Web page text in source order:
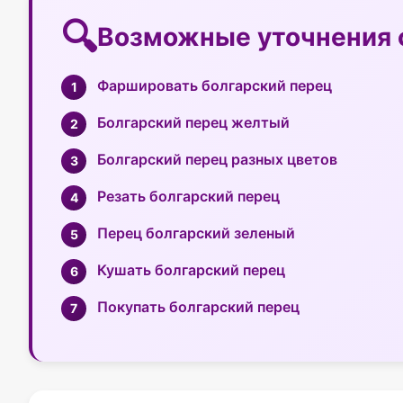
Возможные уточнения
Фаршировать болгарский перец
Болгарский перец желтый
Болгарский перец разных цветов
Резать болгарский перец
Перец болгарский зеленый
Кушать болгарский перец
Покупать болгарский перец